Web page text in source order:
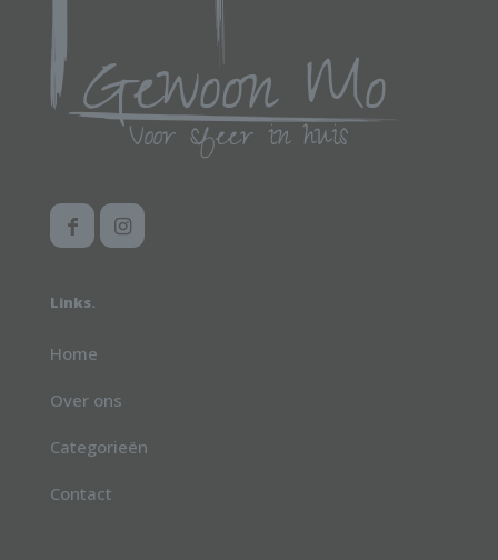
Links.
Home
Over ons
Categorieën
Contact